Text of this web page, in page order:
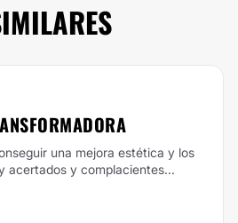
una mejora estética y los
acertados y complacientes...